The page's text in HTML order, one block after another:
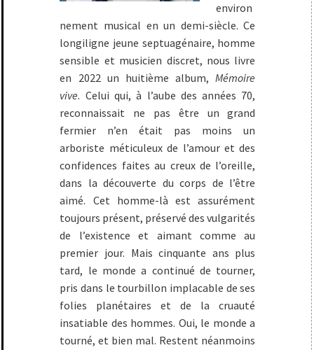
environ
nement musical en un demi-siècle. Ce
longiligne jeune septuagénaire, homme
sensible et musicien discret, nous livre
en 2022 un huitième album,Mémoire
vive. Celui qui, à l’aube des années 70,
reconnaissait ne pas être un grand
fermier n’en était pas moins un
arboriste méticuleux de l’amour et des
confidences faites au creux de l’oreille,
dans la découverte du corps de l’être
aimé. Cet homme-là est assurément
toujours présent, préservé des vulgarités
de l’existence et aimant comme au
premier jour. Mais cinquante ans plus
tard, le monde a continué de tourner,
pris dans le tourbillon implacable de ses
folies planétaires et de la cruauté
insatiable des hommes. Oui, le monde a
tourné, et bien mal. Restent néanmoins